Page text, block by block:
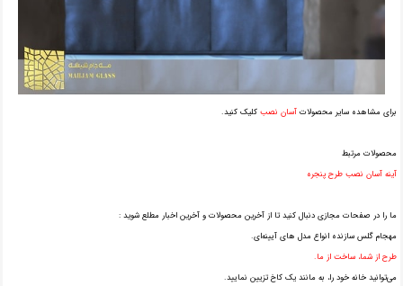
برای مشاهده سایر محصولات آسان نصب کلیک کنید.
محصولات مرتبط
آینه آسان نصب طرح پنجره
ما را در صفحات مجازی دنبال کنید تا از آخرین محصولات و آخرین اخبار مطلع شوید :
مهجام گلس سازنده انواع مدل های آیینه‌ای.
طرح از شما، ساخت از ما.
می‌توانید خانه خود را، به مانند یک کاخ تزیین نمایید.